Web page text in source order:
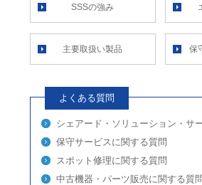
SSSの強み
主要取扱い製品 保
よくある質問
シェアード・ソリューション・サ
保守サービスに関する質問
スポット修理に関する質問
中古機器・パーツ販売に関する質